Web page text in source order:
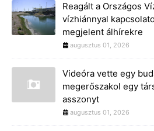
Reagált a Országos
vízhiánnyal
megjelent álhírekre
augusztus 01, 2026
Videóra vette egy
megerőszakol egy
asszonyt
augusztus 01, 2026